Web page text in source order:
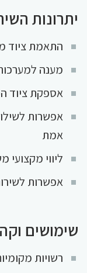
יתרונות
התאמת ציוד
מענה
אספקת ציוד
אפשרות
אמת
ליווי
אפשרות
שימושים
רשויות